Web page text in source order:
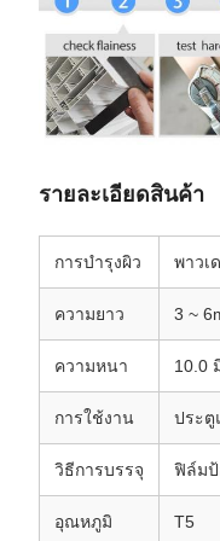
รายละเอียดสินค้า
การบํารุงผิว พาวเ
ความยาว 3 ~
ความหนา 10.0
การใช้งาน ประตู
วิธีการบรรจุ ฟิล์ม
อุณหภูมิ T5